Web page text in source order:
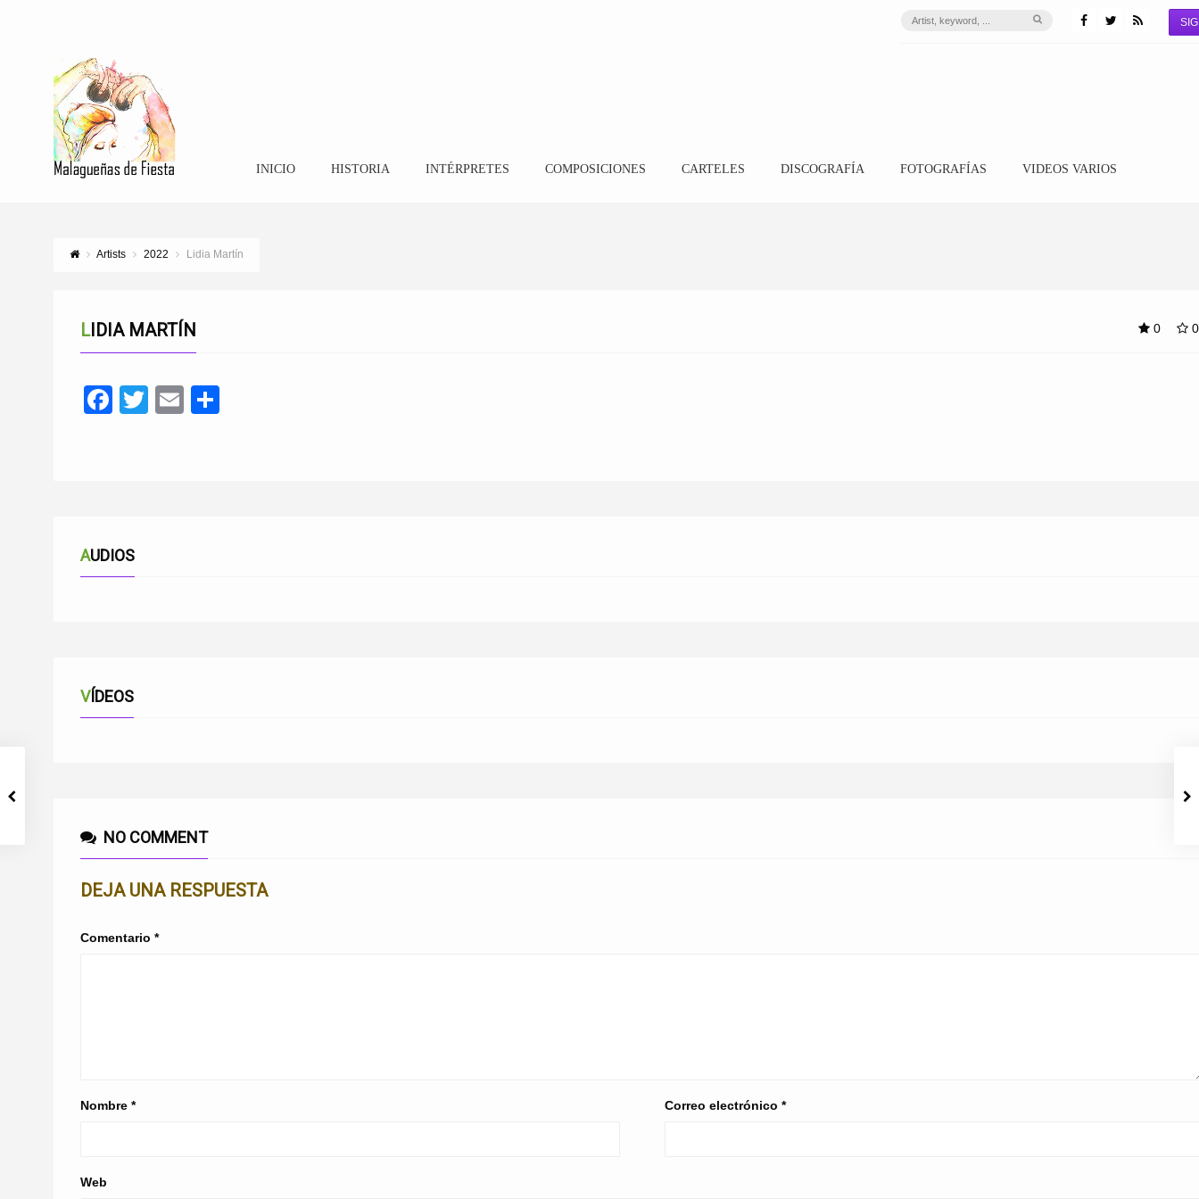
INICIO HISTORIA INTÉRPRETES COMPOSICIONES CARTELES DISCOGRAFÍA FOTOGRAFÍAS VIDEOS VARIOS
Artists 2022 Lidia Martín
0 0
LIDIA MARTÍN
Facebook
TwitterEmail
AUDIOS
VÍDEOS
NO COMMENT
DEJA UNA RESPUESTA
Comentario *
Nombre * Correo electrónico*
Web